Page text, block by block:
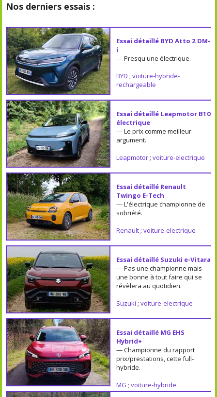
Nos derniers essais :
Essai détaillé BYD Atto 2 DM-
i
— Presqu'une électrique.
BYD ; voiture-hybride-
rechargeable
Essai détaillé Leapmotor B10
électrique
— Le prix comme meilleur
argument.
Leapmotor; voiture-electrique
Essai détaillé Renault
Twingo E-Tech
— L'électrique championne de
sobriété.
Renault; voiture-electrique
Essai détaillé Suzuki e-Vitara
— Pas une championne mais
une bonne à tout faire qui se
révèlera au quotidien.
Suzuki ; voiture-electrique
Essai détaillé MG EHS
Hybrid+
— Championne du rapport
prix/prestations, cette full-
hybride.
MG ; voiture-hybride